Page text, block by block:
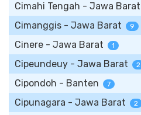
Cimahi Tengah - Jawa Barat
Cimanggis - Jawa Barat 9
Cinere - Jawa Barat 1
Cipeundeuy - Jawa Barat 2
Cipondoh - Banten 7
Cipunagara - Jawa Barat 2